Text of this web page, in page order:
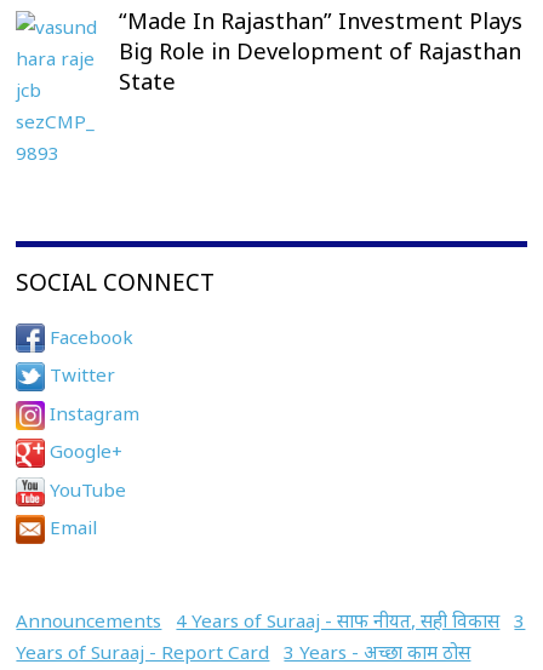
“Made In Rajasthan” Investment Plays
Big Role in Development of Rajasthan
State
SOCIAL CONNECT
Facebook
Twitter
Instagram
Google+
YouTube
Email
Announcements 4 Years of Suraaj - साफ नीयत, सही विकास 3
Years of Suraaj - Report Card
3 Years - अच्छा काम ठोस